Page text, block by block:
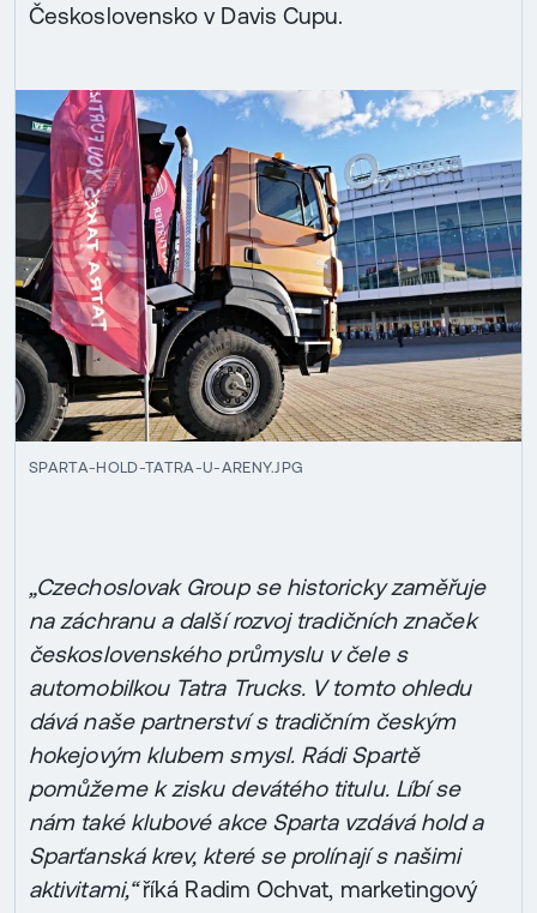
Československo v Davis Cupu.
SPARTA-HOLD-TATRA-U-ARENY.JPG
„Czechoslovak Group se historicky zaměřuje
na záchranu a další rozvoj tradičních značek
československého průmyslu v čele s
automobilkou Tatra Trucks. V tomto ohledu
dává naše partnerství s tradičním českým
hokejovým klubem smysl. Rádi Spartě
pomůžeme k zisku devátého titulu. Líbí se
nám také klubové akce Sparta vzdává hold a
Sparťanská krev, které se prolínají s našimi
aktivitami,“říká Radim Ochvat, marketingový